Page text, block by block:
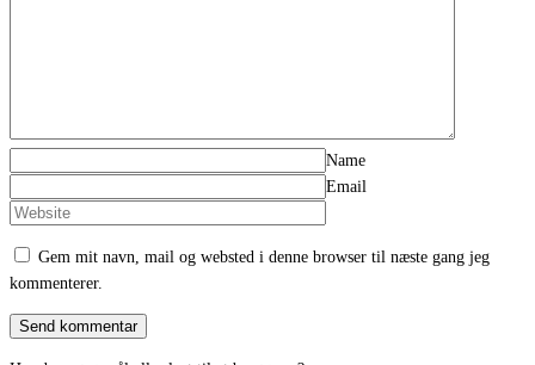
Name
Email
Gem mit navn, mail og websted i denne browser til næste gang jeg
kommenterer.